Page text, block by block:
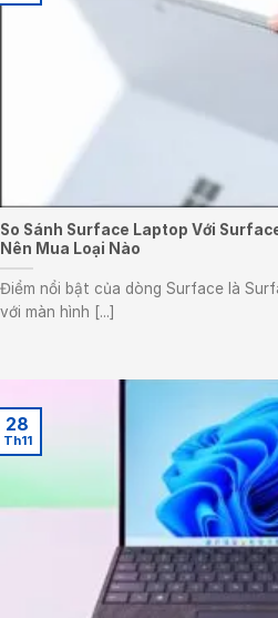
So Sánh Surface Laptop Với
Nên Mua Loại Nào
Điểm nổi bật của dòng Surface là
với màn hình [...]
28
Th11